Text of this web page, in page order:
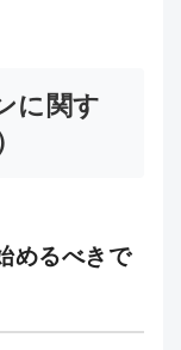
に関す
めるべきで